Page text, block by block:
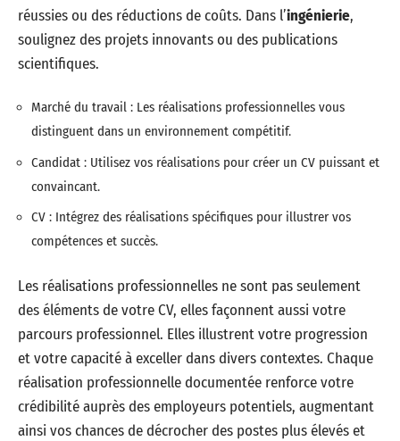
réussies ou des réductions de coûts. Dans l’ingénierie,
soulignez des projets innovants ou des publications
scientifiques.
Marché du travail : Les réalisations professionnelles vous
distinguent dans un environnement compétitif.
Candidat : Utilisez vos réalisations pour créer un CV puissant et
convaincant.
CV : Intégrez des réalisations spécifiques pour illustrer vos
compétences et succès.
Les réalisations professionnelles ne sont pas seulement
des éléments de votre CV, elles façonnent aussi votre
parcours professionnel. Elles illustrent votre progression
et votre capacité à exceller dans divers contextes. Chaque
réalisation professionnelle documentée renforce votre
crédibilité auprès des employeurs potentiels, augmentant
ainsi vos chances de décrocher des postes plus élevés et